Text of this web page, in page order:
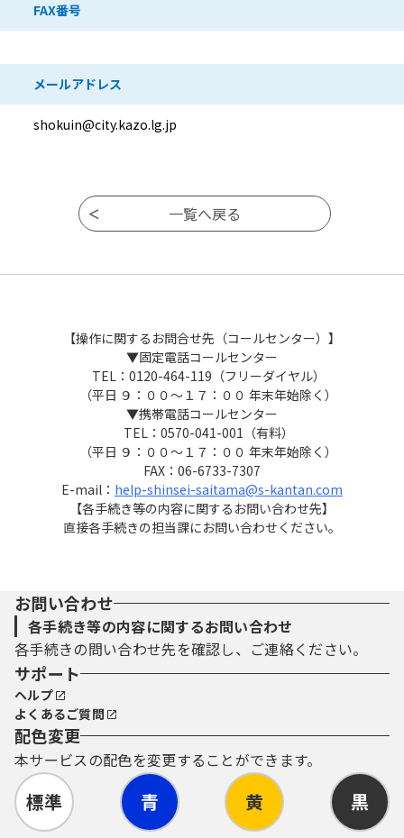
FAX番号
メールアドレス
shokuin@city.kazo.lg.jp
【操作に関するお問合せ先（コールセンター）】
▼固定電話コールセンター
TEL：0120-464-119（フリーダイヤル）
（平日 ９：００～１７：００ 年末年始除く）
▼携帯電話コールセンター
TEL：0570-041-001（有料）
（平日 ９：００～１７：００ 年末年始除く）
FAX：06-6733-7307
E-mail： help-shinsei-saitama@s-kantan.com
【各手続き等の内容に関するお問い合わせ先】
直接各手続きの担当課にお問い合わせください。
お問い合わせ
各手続き等の内容に関するお問い合わせ
各手続きの問い合わせ先を確認し、ご連絡ください。
サポート
ヘルプ
よくあるご質問
配色変更
本サービスの配色を変更することができます。
標準 青 黄 黒